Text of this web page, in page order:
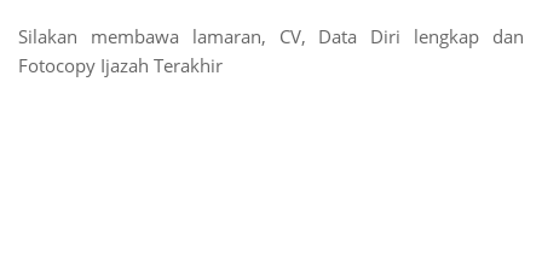
Silakan membawa lamaran, CV, Data Diri lengkap dan
Fotocopy Ijazah Terakhir